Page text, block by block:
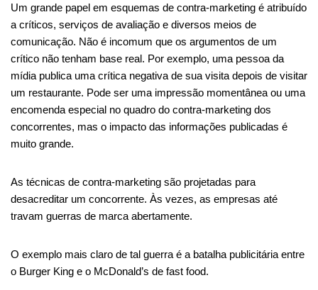
Um grande papel em esquemas de contra-marketing é atribuído
a críticos, serviços de avaliação e diversos meios de
comunicação. Não é incomum que os argumentos de um
crítico não tenham base real. Por exemplo, uma pessoa da
mídia publica uma crítica negativa de sua visita depois de visitar
um restaurante. Pode ser uma impressão momentânea ou uma
encomenda especial no quadro do contra-marketing dos
concorrentes, mas o impacto das informações publicadas é
muito grande.
As técnicas de contra-marketing são projetadas para
desacreditar um concorrente. Às vezes, as empresas até
travam guerras de marca abertamente.
O exemplo mais claro de tal guerra é a batalha publicitária entre
o Burger King e o McDonald’s de fast food.